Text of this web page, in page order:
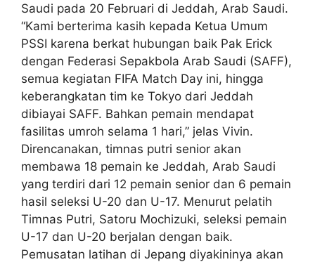
Saudi pada 20 Februari di Jeddah, Arab Saudi.
“Kami berterima kasih kepada Ketua Umum
PSSI karena berkat hubungan baik Pak Erick
dengan Federasi Sepakbola Arab Saudi (SAFF),
semua kegiatan FIFA Match Day ini, hingga
keberangkatan tim ke Tokyo dari Jeddah
dibiayai SAFF. Bahkan pemain mendapat
fasilitas umroh selama 1 hari,” jelas Vivin.
Direncanakan, timnas putri senior akan
membawa 18 pemain ke Jeddah, Arab Saudi
yang terdiri dari 12 pemain senior dan 6 pemain
hasil seleksi U-20 dan U-17. Menurut pelatih
Timnas Putri, Satoru Mochizuki, seleksi pemain
U-17 dan U-20 berjalan dengan baik.
Pemusatan latihan di Jepang diyakininya akan